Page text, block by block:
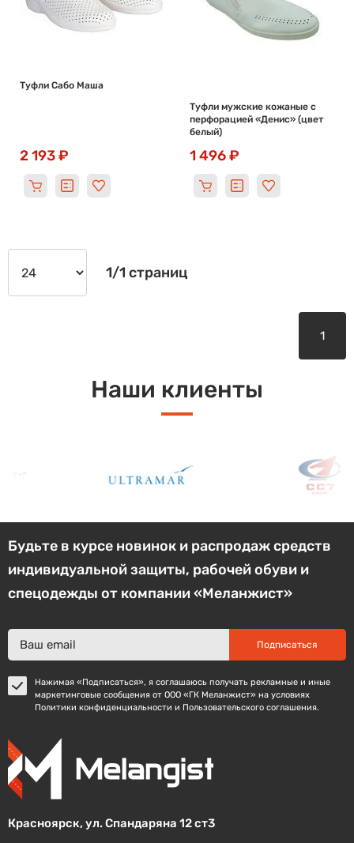
Туфли Сабо Маша
2 193 ₽
Туфли мужские кожаные с
перфорацией «Денис» (цвет
белый)
1 496 ₽
1/1 страниц
1
Наши клиенты
Будьте в курсе новинок и распродаж средств
индивидуальной защиты, рабочей обуви и
спецодежды от компании «Меланжист»
Подписаться
Нажимая «Подписаться», я соглашаюсь получать рекламные и иные
маркетинговые сообщения от ООО «ГК Меланжист» на условиях
Политики конфиденциальности и Пользовательского соглашения.
Красноярск, ул. Спандаряна 12 ст3